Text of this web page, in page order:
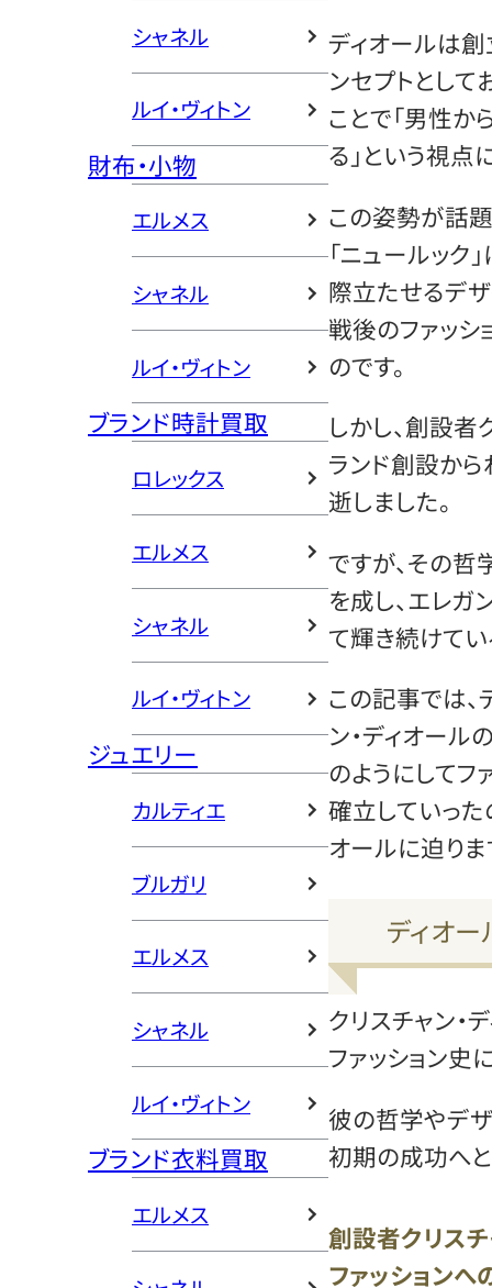
シャネル
ルイ・ヴィトン
財布・小物
エルメス
シャネル
ルイ・ヴィトン
ブランド時計買取
ロレックス
エルメス
シャネル
ルイ・ヴィトン
ジュエリー
カルティエ
ブルガリ
エルメス
シャネル
ルイ・ヴィトン
ブランド衣料買取
エルメス
ディオールは創
ンセプトとして
ことで「男性
る」という視点
この姿勢が話
「ニュールック
際立たせるデ
戦後のファッ
のです。
しかし、創設者
ランド創設か
逝しました。
ですが、その
を成し、エレガ
て輝き続けてい
この記事では、
ン・ディオール
のようにしてフ
確立していった
オールに迫りま
ディオ
クリスチャン・
ファッション史
彼の哲学やデ
初期の成功へと
創設者クリスチ
ファッションへ